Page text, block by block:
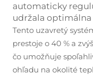
automaticky
udržala
Tento uzavretý
prestoje o 40 % a
čo umožňuje
ohľadu na okolité